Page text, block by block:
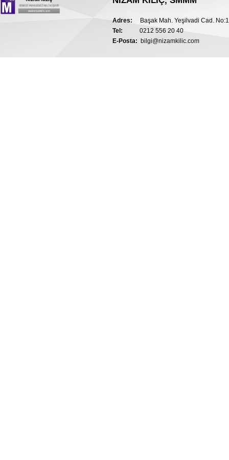
Adres: Başak Mah. Yeşilvadi Cad. No:1
Tel: 0212 556 20 40
E-Posta: bilgi@nizamkilic.com